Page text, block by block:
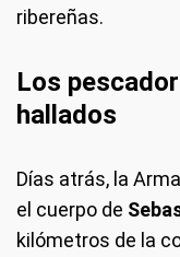
ribereñas.
Los
hallados
Días atrás, la
el cuerpo de
kilómetros de la